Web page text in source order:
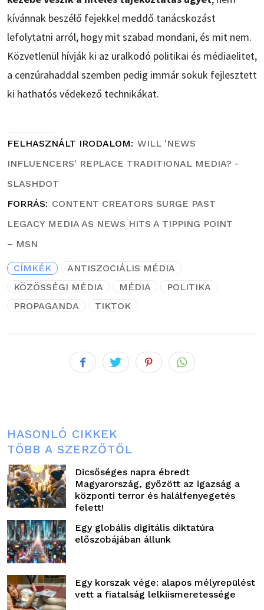
kívánnak beszélő fejekkel meddő tanácskozást
lefolytatni arról, hogy mit szabad mondani, és mit nem.
Közvetlenül hívják ki az uralkodó politikai és médiaelitet,
a cenzúrahaddal szemben pedig immár sokuk fejlesztett
ki hathatós védekező technikákat.
FELHASZNÁLT IRODALOM
WILL 'NEWS
INFLUENCERS' REPLACE TRADITIONAL MEDIA? -
SLASHDOT
FORRÁS
CONTENT CREATORS SURGE PAST
LEGACY MEDIA AS NEWS HITS A TIPPING POINT
– MSN
CÍMKÉK
ANTISZOCIÁLIS MÉDIA
KÖZÖSSÉGI MÉDIA
MÉDIA
POLITIKA
PROPAGANDA
TIKTOK
HASONLÓ CIKKEK
TÖBB A SZERZŐTŐL
Dicsőséges napra ébredt
Magyarország, győzött az igazság a
központi terror és halálfenyegetés
felett!
Egy globális digitális diktatúra
előszobájában állunk
Egy korszak vége: alapos mélyrepülést
vett a fiatalság lelkiismeretessége